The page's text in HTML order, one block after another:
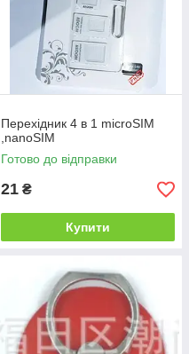
Перехідник 4 в 1 microSIM
,nanoSIM
Готово до відправки
21 ₴
Купити